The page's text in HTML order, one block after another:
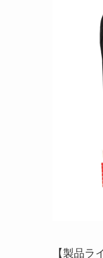
【製品ラ